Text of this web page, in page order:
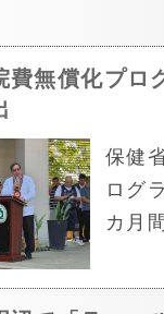
費無償化プ
保健
ログ
カ月